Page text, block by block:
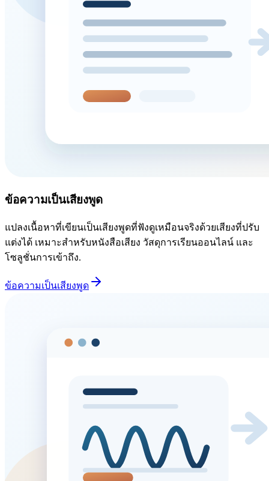
ข้อความเป็นเสียงพูด
แปลงเนื้อหาที่เขียนเป็นเสียงพูดที่ฟังดูเหมือนจริงด้วยเสียงที่ปรับ
แต่งได้ เหมาะสำหรับหนังสือเสียง วัสดุการเรียนออนไลน์ และ
โซลูชั่นการเข้าถึง.
ข้อความเป็นเสียงพูด